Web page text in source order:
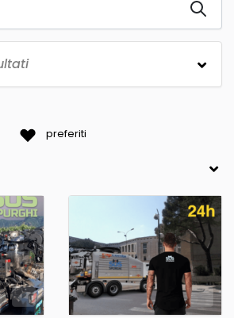
preferiti